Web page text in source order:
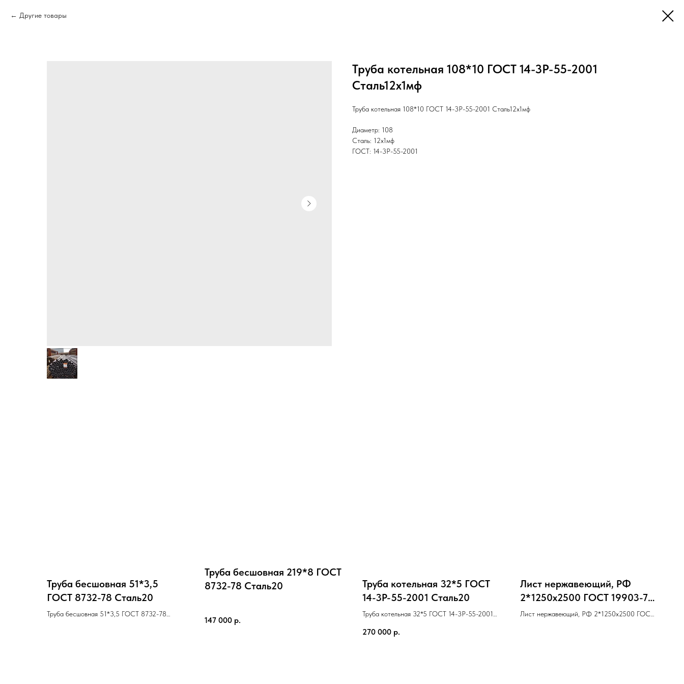
Другие товары
Труба котельная 108*10 ГОСТ 14-3Р-55-2001
Cталь12х1мф
Труба котельная 108*10 ГОСТ 14-3Р-55-2001 Cталь12х1мф
Диаметр: 108
Сталь: 12х1мф
ГОСТ: 14-3Р-55-2001
Труба бесшовная 51*3,5
ГОСТ 8732-78 Cталь20
Труба бесшовная 51*3,5 ГОСТ 8732-78
Труба бесшовная 219*8 ГОСТ
8732-78 Cталь20
147 000 р.
Труба котельная 32*5 ГОСТ
14-3Р-55-2001 Cталь20
Труба котельная 32*5 ГОСТ 14-3Р-55-2001
270 000 р.
Лист нержавеющий, РФ
2*1250х2500 ГОСТ 19903-74
Cталь12Х18Н10Т
Лист нержавеющий, РФ 2*1250х2500 ГОСТ